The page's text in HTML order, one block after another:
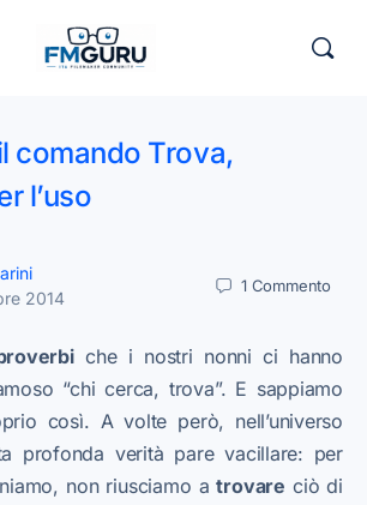
comando Trova,
l’uso
2014
1 Commento
che i nostri nonni ci hanno
“chi cerca, trova”. E sappiamo
così. A volte però, nell’universo
profonda verità pare vacillare: per
non riusciamo atrovare ciò di